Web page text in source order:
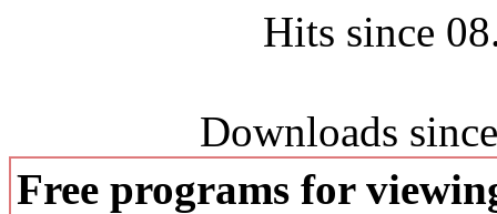
Hits since
Downloads
Free programs for